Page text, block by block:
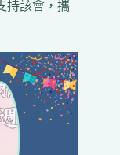
持該會，攜